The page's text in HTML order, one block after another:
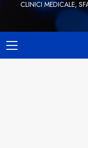
CLINICI MEDICALE,
Menu